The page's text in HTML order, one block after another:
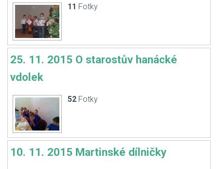
11 Fotky
25. 11. 2015 O starostův hanácké
vdolek
52 Fotky
10. 11. 2015 Martinské dílničky